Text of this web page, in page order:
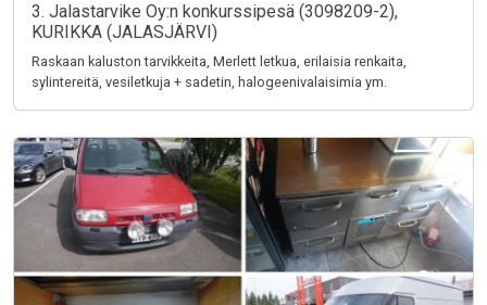
3. Jalastarvike Oy:n konkurssipesä (3098209-2),
KURIKKA (JALASJÄRVI)
Raskaan kaluston tarvikkeita, Merlett letkua, erilaisia renkaita,
sylintereitä, vesiletkuja + sadetin, halogeenivalaisimia ym.